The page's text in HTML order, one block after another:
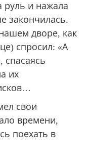
руль и нажала
закончилась.
дворе, как
спросил: «А
спасаясь
их
свои
времени,
поехать в